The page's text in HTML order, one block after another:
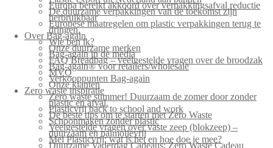
Europa bereikt akkoord over verpakkingsafval reductie
De duurzame verpakkingen van de toekomst zijn
herbruikbaar
Europese maatregelen om plastic verpakkingen terug te
dringen.
Over Bag-again
Wie ben ik?
Onze duurzame merken
Bag-again in de media
FAQ Breadbag – veelgestelde vragen over de broodzak
Bag-again® voor retailers/wholesale
MVO
Verkooppunten Bag-again
Onze klanten
Zero waste inspiratie
Zero waste summer! Duurzaam de zomer door zonder
plastic en afval.
Plasticvrij back to school and work
De beste tips om te starten met Zero Waste
Schoonmaken zonder plastic
Veelgestelde vragen over vaste zeep (blokzeep) –
duurzaam en palmolievrij
Mei Plasticvrij: wat is het en hoe doe je mee?
Duurzame Vaderdag Cadeaus: Zero Waste Cadeau